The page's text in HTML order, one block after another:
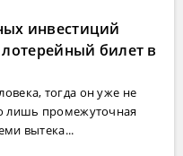
инвестиций
билет в
тогда он уже не
лишь промежуточная
вытека...